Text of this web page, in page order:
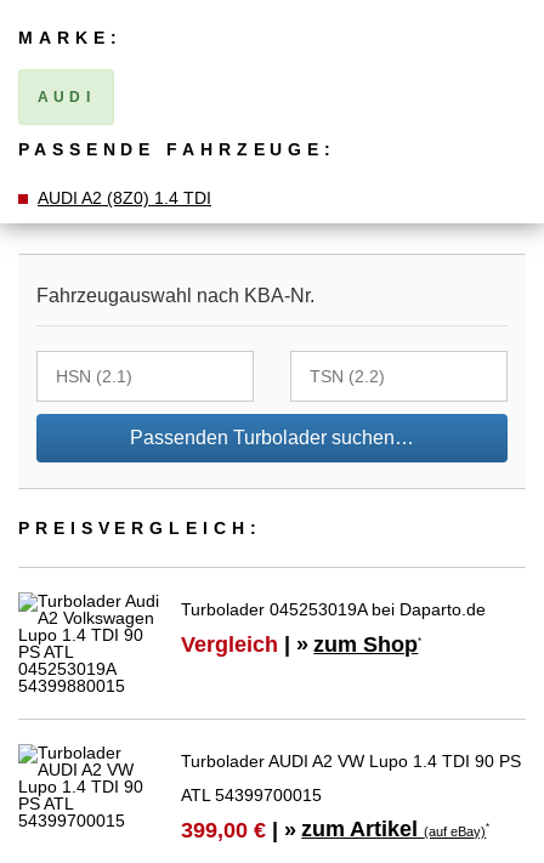
MARKE:
AUDI
PASSENDE FAHRZEUGE:
AUDI A2 (8Z0) 1.4 TDI
Fahrzeugauswahl nach KBA-Nr.
Passenden Turbolader suchen…
PREIS­VER­GLEICH:
Turbolader 045253019A bei Daparto.de
Vergleich | » zum Shop*
Turbolader AUDI A2 VW Lupo 1.4 TDI 90 PS
ATL 54399700015
399,00 € | » zum Artikel(auf eBay)*